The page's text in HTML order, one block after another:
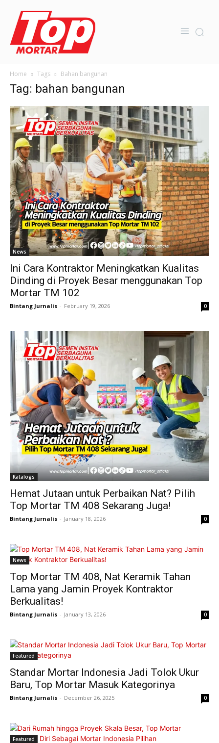
Home Tags Bahan bangunan
Tag: bahan bangunan
News
Ini Cara Kontraktor Meningkatkan Kualitas
Dinding di Proyek Besar menggunakan Top
Mortar TM 102
Bintang Jurnalis - February 19, 2026 0
Katalogs
Hemat Jutaan untuk Perbaikan Nat? Pilih
Top Mortar TM 408 Sekarang Juga!
Bintang Jurnalis - January 18, 2026 0
News
Top Mortar TM 408, Nat Keramik Tahan
Lama yang Jamin Proyek Kontraktor
Berkualitas!
Bintang Jurnalis - January 13, 2026 0
Featured
Standar Mortar Indonesia Jadi Tolok Ukur
Baru, Top Mortar Masuk Kategorinya
Bintang Jurnalis - December 26, 2025 0
Featured